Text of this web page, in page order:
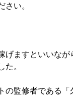
い。
げますといいな
。
の監修者である